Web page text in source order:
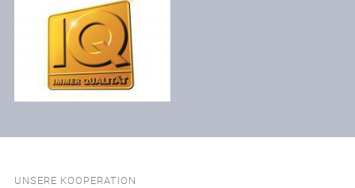
UNSERE KOOPERATION